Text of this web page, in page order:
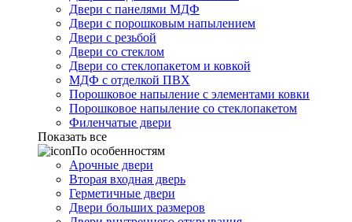
Двери с панелями МДФ
Двери с порошковым напылением
Двери с резьбой
Двери со стеклом
Двери со стеклопакетом и ковкой
МДФ с отделкой ПВХ
Порошковое напыление с элементами ковки
Порошковое напыление со стеклопакетом
Филенчатые двери
Показать все
По особенностям
Арочные двери
Вторая входная дверь
Герметичные двери
Двери больших размеров